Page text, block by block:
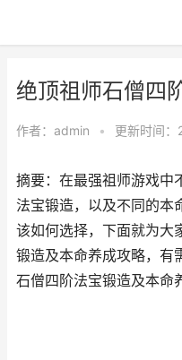
绝顶祖师石僧四
作者： admin • 更新时间
摘要：在最强祖师游戏中
法宝锻造，以及不同的本
该如何选择，下面就为大
锻造及本命养成攻略，有
石僧四阶法宝锻造及本命